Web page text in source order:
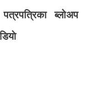
पत्रपत्रिका
ब्लोअप